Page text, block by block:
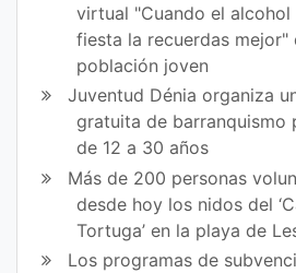
bo
ok
er
virtual "Cuando el alcohol
fiesta la recuerdas mejor"
población joven
Juventud Dénia organiza
gratuita de barranquismo
de 12 a 30 años
Más de 200 personas
desde hoy los nidos del
Tortuga’ en la playa de
Los programas de